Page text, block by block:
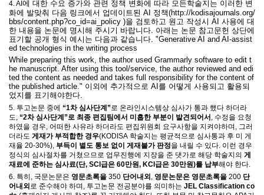
4. AI 에 대한 수요 증가와 관련 정책 변화에 따라 모든학술지는 이러한 변
화에 발맞춰 다음 링크에서 업데이트된 AI 정책(http://kodisajournals.org/
bbs/content.php?co_id=ai_policy )을 검토하고 원고 작성시 AI 사용에 대
한 내용을 논문에 명시해 주시기 바랍니다. 아래는 논문 참고문헌 상단에
표기할 공개 형식 예시는 다음과 같습니다. "Generative AI and AI-assist
ed technologies in the writing process
While preparing this work, the author used Grammarly software to edit t
he manuscript. After using this tool/service, the author reviewed and edi
ted the content as needed and takes full responsibility for the content of
the published article." 이외에 추가적으로 AI를 어떻게 사용되고 활용되
었지를 표기해야한다.
5. 투고논문 중에 “1차 심사단계”로 온라인시스템상 심사가 통과 했다 하더라
도 “2차 심사단계”로 최종 편집팀에서 미흡한 부분이 발견되어서 수정을 요청
하였을 경우 어떠한 사유라 하더라도 편집위원회 요구사항을 지켜야하며
그러
더라도 게재가 부적합한 경우(KODISA 학술지는 평균적으로 심사통과 후 미 게
재율 20-30%), 부득이 별도 통보 없이 게재불가 판정을 내릴 수 있다 이런 경우
정식의 심사절차를 거쳤으므로 업무진행에 지장을 준 댓가로 해당 학술지의 게
재료에 준하는 심사료(단, SCI급은 60만원, KCI급은 30만원)를 납부해야 한다
6. 특히 , 국문논문은 영문초록을 350 단어내외 , 영문논문은 영문초록을 200 단
어내외 로 준수해야 하며 , 투고논문 전공분야를 의미하는 JEL Classification co